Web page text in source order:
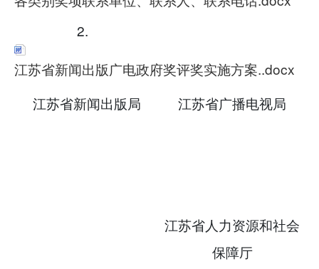
2.
江苏省新闻出版广电政府奖评奖实施方案..docx
江苏省新闻出版局
江苏省广播电视局
江苏省人力资源和社会
保障厅